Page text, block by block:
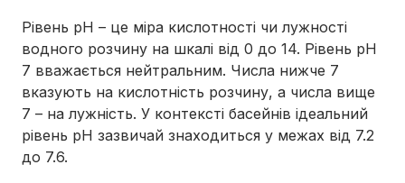
Рівень pH – це міра кислотності чи лужності
водного розчину на шкалі від 0 до 14. Рівень pH
7 вважається нейтральним. Числа нижче 7
вказують на кислотність розчину, а числа вище
7 – на лужність. У контексті басейнів ідеальний
рівень pH зазвичай знаходиться у межах від 7.2
до 7.6.